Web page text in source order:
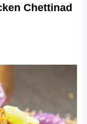
Chettinad